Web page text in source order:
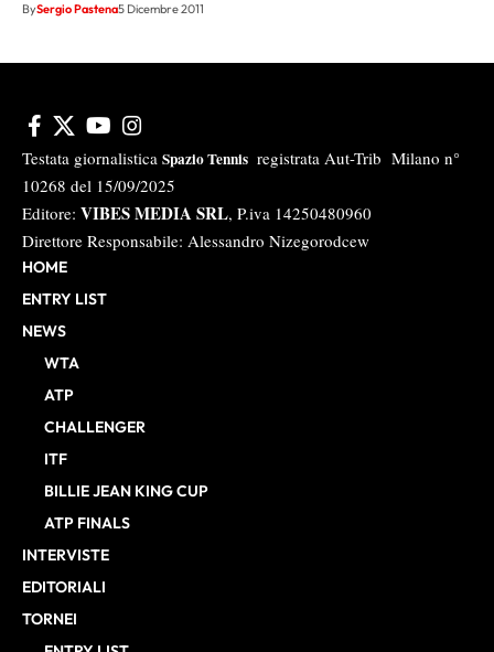
BySergio Pastena5 Dicembre 2011
Testata giornalistica Spazio Tennis registrata Aut-Trib Milano n°
10268 del 15/09/2025
Editore: VIBES MEDIA SRL, P.iva 14250480960
Direttore Responsabile: Alessandro Nizegorodcew
HOME
ENTRY LIST
NEWS
WTA
ATP
CHALLENGER
ITF
BILLIE JEAN KING CUP
ATP FINALS
INTERVISTE
EDITORIALI
TORNEI